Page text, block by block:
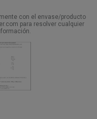
con el envase/producto
para resolver cualquier